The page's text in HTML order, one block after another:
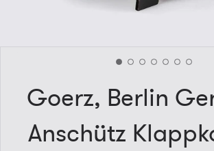
Goerz, Berlin
Anschütz